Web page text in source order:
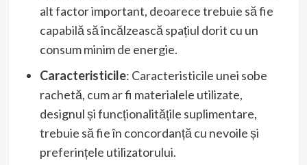
alt factor important, deoarece trebuie să fie
capabilă să încălzească spațiul dorit cu un
consum minim de energie.
Caracteristicile: Caracteristicile unei sobe
rachetă, cum ar fi materialele utilizate,
designul și funcționalitățile suplimentare,
trebuie să fie în concordanță cu nevoile și
preferințele utilizatorului.